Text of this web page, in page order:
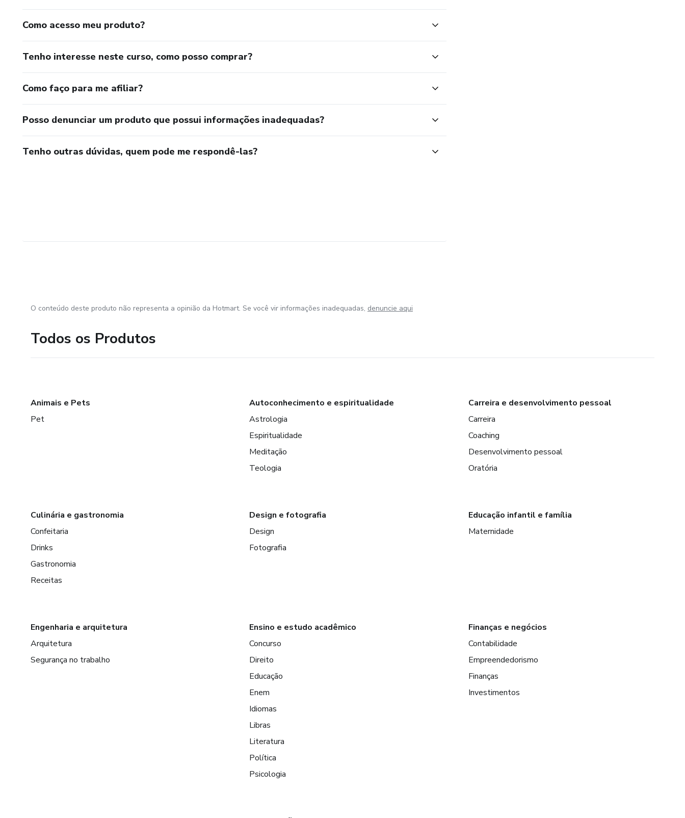
Como acesso meu produto?
Tenho interesse neste curso, como posso comprar?
Como faço para me afiliar?
Posso denunciar um produto que possui informações inadequadas?
Tenho outras dúvidas, quem pode me respondê-las?
O conteúdo deste produto não representa a opinião da Hotmart. Se você vir informações inadequadas, denuncie aqui
Todos os Produtos
Animais e Pets
Pet
Autoconhecimento e espiritualidade
Astrologia
Espiritualidade
Meditação
Teologia
Carreira e desenvolvimento pessoal
Carreira
Coaching
Desenvolvimento pessoal
Oratória
Culinária e gastronomia
Confeitaria
Drinks
Gastronomia
Receitas
Design e fotografia
Design
Fotografia
Educação infantil e família
Maternidade
Engenharia e arquitetura
Arquitetura
Segurança no trabalho
Ensino e estudo acadêmico
Concurso
Direito
Educação
Enem
Idiomas
Libras
Literatura
Política
Psicologia
Finanças e negócios
Contabilidade
Empreendedorismo
Finanças
Investimentos